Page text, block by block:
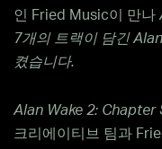
인 Fried Music이 만나
7개의 트랙이 담긴
켰습니다.
Alan Wake 2: Chapter
크리에이티브 팀과